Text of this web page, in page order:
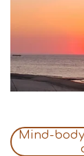
Mind-